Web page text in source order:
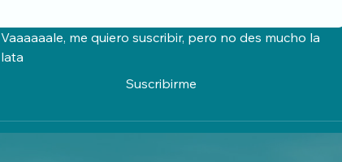
Vaaaaaale, me quiero suscribir, pero no des mucho la
lata
Suscribirme